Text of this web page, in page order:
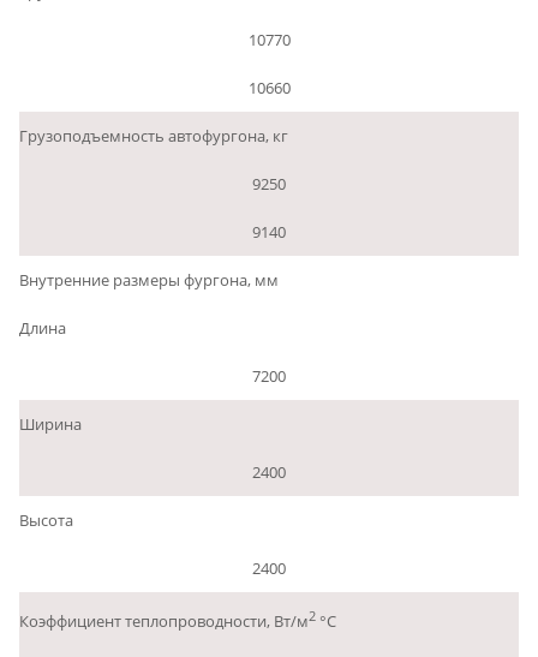
10770
10660
Грузоподъемность автофургона, кг
9250
9140
Внутренние размеры фургона, мм
Длина
7200
Ширина
2400
Высота
2400
Коэффициент теплопроводности, Вт/м2 °С